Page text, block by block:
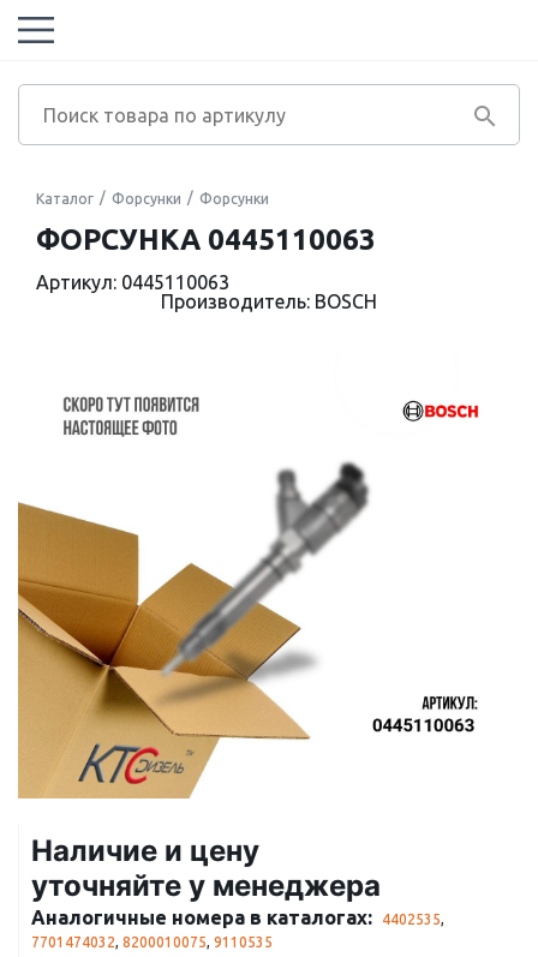
Каталог Форсунки Форсунки
ФОРСУНКА 0445110063
Артикул: 0445110063
Производитель: BOSCH
Наличие и цену
уточняйте у менеджера
Аналогичные номера в каталогах: 4402535,
7701474032, 8200010075, 9110535